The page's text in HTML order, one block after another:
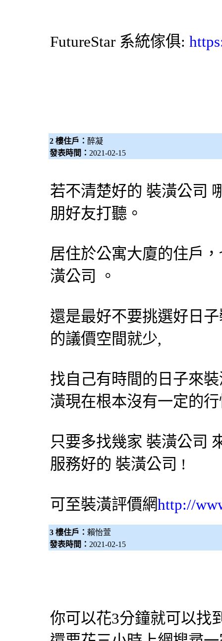
FutureStar 系統傢俱:
2 樓住戶： 醉凝
發表時間： 2021-02-15
若不清楚好的 裝潢公司
朋好友打聽。
居住於公寓大廈的住戶
潢公司
。
還是最好不要挑選好日
的議價空間就少,
找自己有時間的日子來
潢現在根本沒有一定的
只要多找幾家 裝潢公司
服務好的 裝潢公司 !
可至裝潢評價網http://
3 樓住戶： 賴怡萱
發表時間： 2021-02-15
你可以花3分鐘就可以找